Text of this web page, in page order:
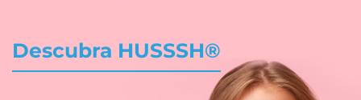
Descubra HUSSSH®